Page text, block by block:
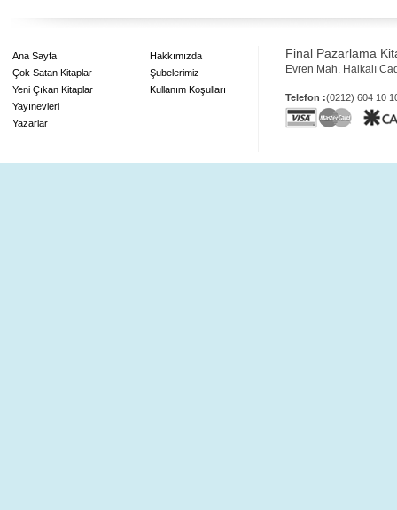
Ana Sayfa
Çok Satan Kitaplar
Yeni Çıkan Kitaplar
Yayınevleri
Yazarlar
Hakkımızda
Şubelerimiz
Kullanım Koşulları
Final Pazarlama
Evren Mah. Halkalı
Telefon :(0212) 604 10